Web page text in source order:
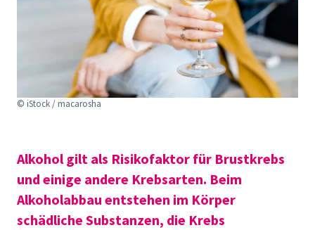
© iStock / macarosha
Alkohol gilt als Risikofaktor für Brustkrebs
und einige andere Krebsarten. Beim
Alkoholabbau entstehen im Körper
schädliche Substanzen, die Krebs